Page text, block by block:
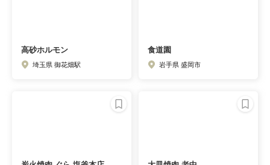
高砂ホルモン
埼玉県 御花畑駅
食道園
岩手県 盛岡市